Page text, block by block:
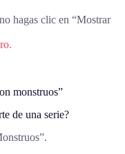
hagas clic en “Mostrar
monstruos”
de una serie?